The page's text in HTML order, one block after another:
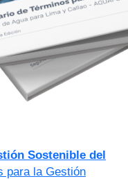
Sostenible del
para la Gestión